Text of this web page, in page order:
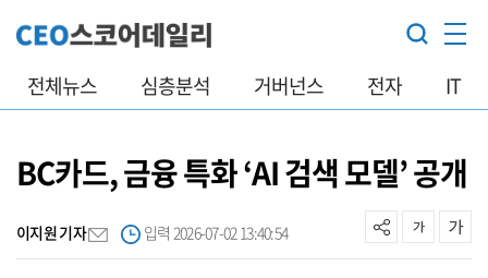
전체뉴스 심층분석 거버넌스 전자 IT
BC카드, 금융 특화 ‘AI 검색 모델’ 공개
이지원 기자 입력 2026-07-02 13:40:54